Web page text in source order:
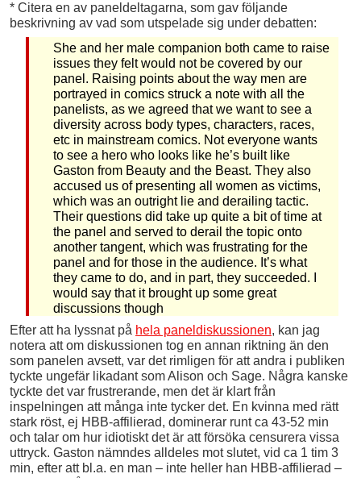
* Citera en av paneldeltagarna, som gav följande
beskrivning av vad som utspelade sig under debatten:
She and her male companion both came to raise
issues they felt would not be covered by our
panel. Raising points about the way men are
portrayed in comics struck a note with all the
panelists, as we agreed that we want to see a
diversity across body types, characters, races,
etc in mainstream comics. Not everyone wants
to see a hero who looks like he’s built like
Gaston from Beauty and the Beast. They also
accused us of presenting all women as victims,
which was an outright lie and derailing tactic.
Their questions did take up quite a bit of time at
the panel and served to derail the topic onto
another tangent, which was frustrating for the
panel and for those in the audience. It’s what
they came to do, and in part, they succeeded. I
would say that it brought up some great
discussions though
Efter att ha lyssnat på hela paneldiskussionen, kan jag
notera att om diskussionen tog en annan riktning än den
som panelen avsett, var det rimligen för att andra i publiken
tyckte ungefär likadant som Alison och Sage. Några kanske
tyckte det var frustrerande, men det är klart från
inspelningen att många inte tycker det. En kvinna med rätt
stark röst, ej HBB-affilierad, dominerar runt ca 43-52 min
och talar om hur idiotiskt det är att försöka censurera vissa
uttryck. Gaston nämndes alldeles mot slutet, vid ca 1 tim 3
min, efter att bl.a. en man – inte heller han HBB-affilierad –